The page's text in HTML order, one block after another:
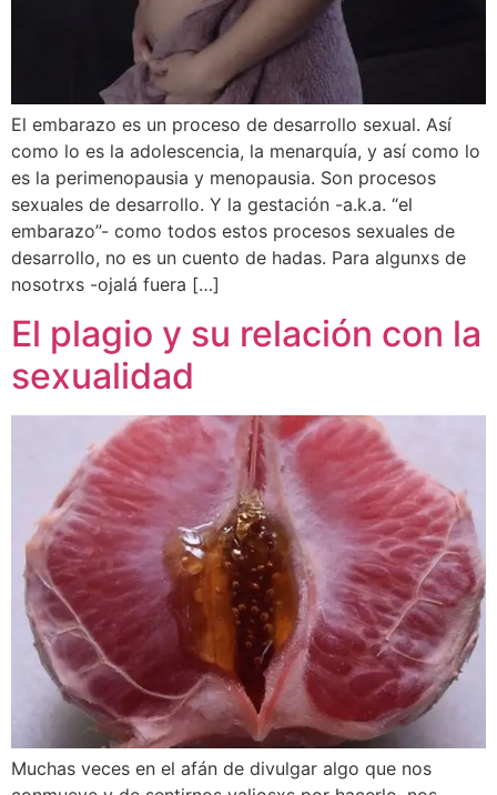
El embarazo es un proceso de desarrollo sexual. Así
como lo es la adolescencia, la menarquía, y así como lo
es la perimenopausia y menopausia. Son procesos
sexuales de desarrollo. Y la gestación -a.k.a. “el
embarazo”- como todos estos procesos sexuales de
desarrollo, no es un cuento de hadas. Para algunxs de
nosotrxs -ojalá fuera […]
El plagio y su relación con la
sexualidad
Muchas veces en el afán de divulgar algo que nos